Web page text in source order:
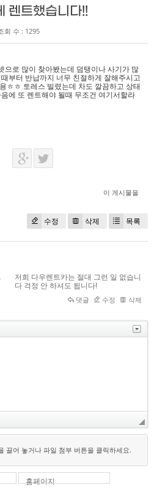
렌트했습니다!!
회 수 : 1295
으로 많이 찾아봤는데 덤탱이나 사기가 많
부터 반납까지 너무 친절하게 잘해주시고
ㅎㅎ 토레스 빌렸는데 차도 깔끔하고 상태
에 또 렌트해야 될때 무조건 여기서할라
이 게시물을
수정 삭제 목록
저희 다우렌트카는 절대 그런 일 없습니
다 걱정 안 하셔도 됩니다!
댓글 수정 삭제
끌어 놓거나 파일 첨부 버튼을 클릭하세요.
홈페이지